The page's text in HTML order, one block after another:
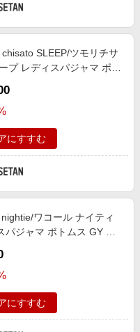
SLEEP/ツモリチサ
プ レディスパジャマ ボト
にすすむ
ワコール ナイティ
パジャマ ボトムス GY ル
にすすむ